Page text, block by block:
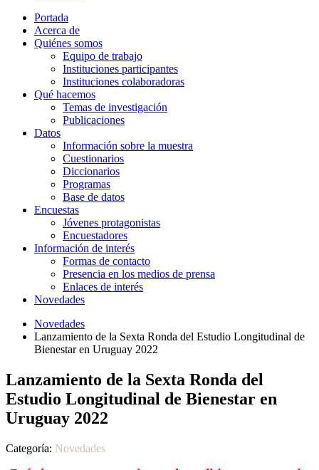
Portada
Acerca de
Quiénes somos
Equipo de trabajo
Instituciones participantes
Instituciones colaboradoras
Qué hacemos
Temas de investigación
Publicaciones
Datos
Información sobre la muestra
Cuestionarios
Diccionarios
Programas
Base de datos
Encuestas
Jóvenes protagonistas
Encuestadores
Información de interés
Formas de contacto
Presencia en los medios de prensa
Enlaces de interés
Novedades
Novedades
Lanzamiento de la Sexta Ronda del Estudio Longitudinal de
Bienestar en Uruguay 2022
Lanzamiento de la Sexta Ronda del
Estudio Longitudinal de Bienestar en
Uruguay 2022
Categoría: Novedades